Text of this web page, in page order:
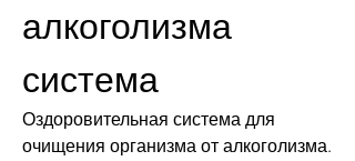
алкоголизма
система
Оздоровительная система для
очищения организма от алкоголизма.